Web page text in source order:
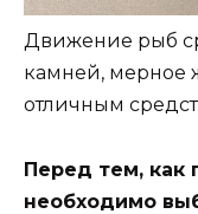
Движение рыб
камней, мерное
отличным
Перед тем, как
необходимо